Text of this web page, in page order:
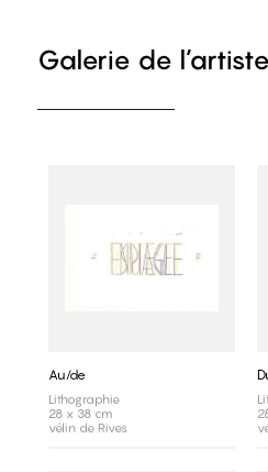
Galerie de l’artiste
Au/de
Lithographie
28 x 38 cm
vélin de Rives